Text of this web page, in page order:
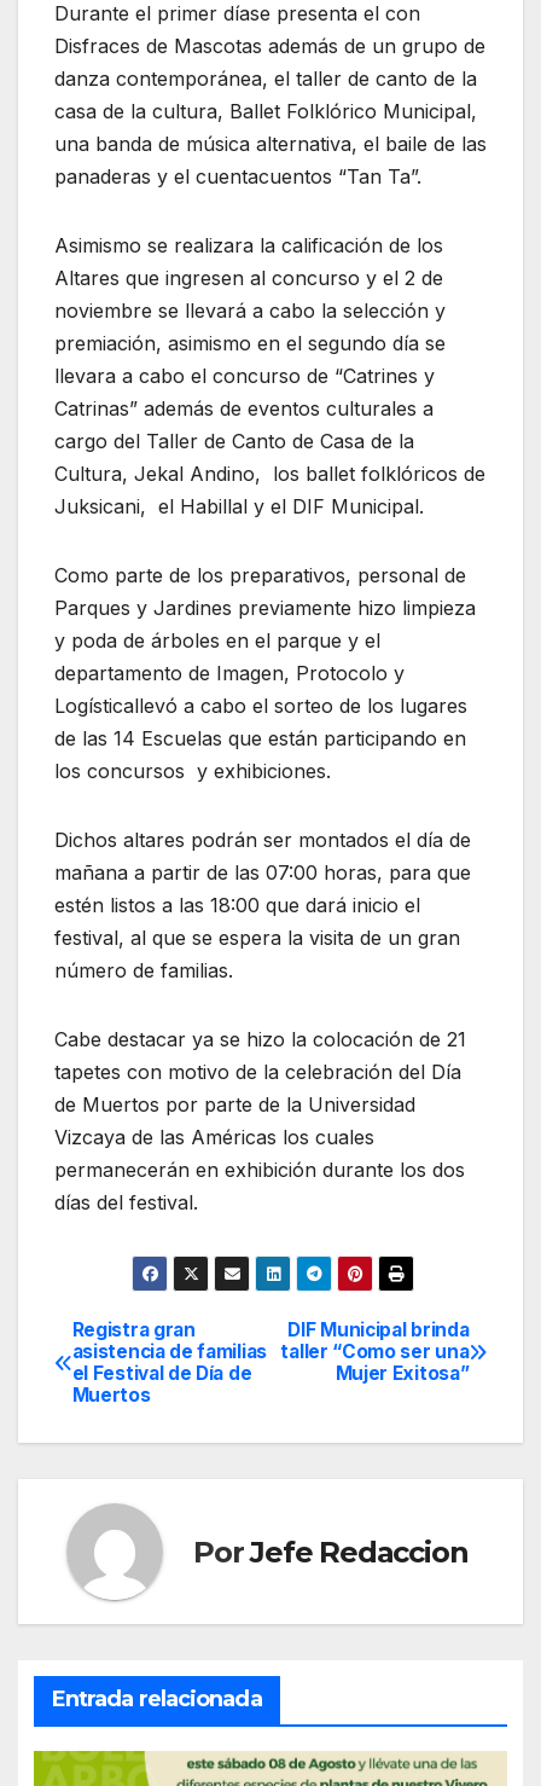
Durante el primer díase presenta el con
Disfraces de Mascotas además de un grupo de
danza contemporánea, el taller de canto de la
casa de la cultura, Ballet Folklórico Municipal,
una banda de música alternativa, el baile de las
panaderas y el cuentacuentos “Tan Ta”.
Asimismo se realizara la calificación de los
Altares que ingresen al concurso y el 2 de
noviembre se llevará a cabo la selección y
premiación, asimismo en el segundo día se
llevara a cabo el concurso de “Catrines y
Catrinas” además de eventos culturales a
cargo del Taller de Canto de Casa de la
Cultura, Jekal Andino, los ballet folklóricos de
Juksicani, el Habillal y el DIF Municipal.
Como parte de los preparativos, personal de
Parques y Jardines previamente hizo limpieza
y poda de árboles en el parque y el
departamento de Imagen, Protocolo y
Logísticallevó a cabo el sorteo de los lugares
de las 14 Escuelas que están participando en
los concursos y exhibiciones.
Dichos altares podrán ser montados el día de
mañana a partir de las 07:00 horas, para que
estén listos a las 18:00 que dará inicio el
festival, al que se espera la visita de un gran
número de familias.
Cabe destacar ya se hizo la colocación de 21
tapetes con motivo de la celebración del Día
de Muertos por parte de la Universidad
Vizcaya de las Américas los cuales
permanecerán en exhibición durante los dos
días del festival.
Navegación
de
entradas
DIF Municipal brinda
taller “Como ser una
Mujer Exitosa”
Registra gran
asistencia de familias
el Festival de Día de
Muertos
PorJefe Redaccion
Entrada relacionada